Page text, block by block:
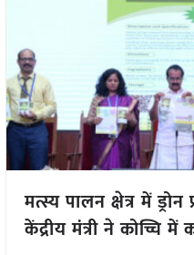
मत्स्य पालन क्षेत्र में ड्रोन
केंद्रीय मंत्री ने कोच्चि में